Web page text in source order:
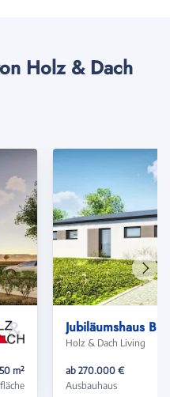
Holz & Dach
m²
Holz & Dach Living
ab 270.000 €
Ausbauhaus
Haus